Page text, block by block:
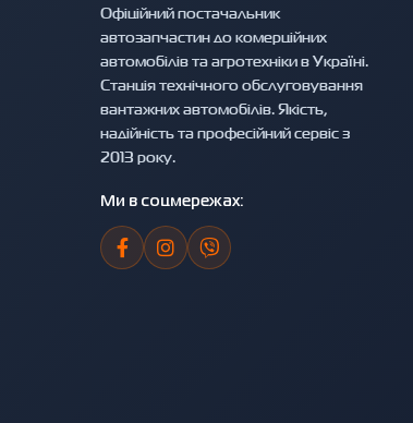
Офіційний постачальник
автозапчастин до комерційних
автомобілів та агротехніки в Україні.
Станція технічного обслуговування
вантажних автомобілів. Якість,
надійність та професійний сервіс з
2013 року.
Ми в соцмережах: